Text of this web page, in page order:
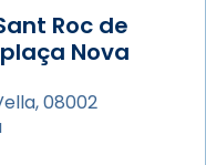
Roc de
Nova
08002